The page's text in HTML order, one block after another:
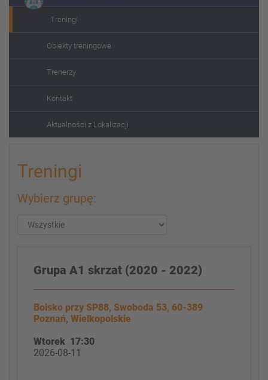
Treningi
Obiekty treningowe
Trenerzy
Kontakt
Aktualności z Lokalizacji
Treningi
Wybierz grupę:
Grupa A1 skrzat (2020 - 2022)
Boisko przy SP88, Swoboda 53, 60-389
Poznań, Wielkopolskie
Wtorek 17:30
2026-08-11